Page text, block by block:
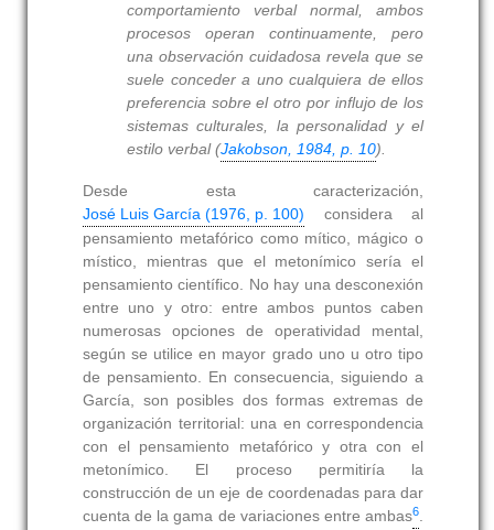
comportamiento verbal normal, ambos
procesos operan continuamente, pero
una observación cuidadosa revela que se
suele conceder a uno cualquiera de ellos
preferencia sobre el otro por influjo de los
sistemas culturales, la personalidad y el
estilo verbal (Jakobson, 1984, p. 10).
Desde esta caracterización,
José Luis García (1976, p. 100) considera al
pensamiento metafórico como mítico, mágico o
místico, mientras que el metonímico sería el
pensamiento científico. No hay una desconexión
entre uno y otro: entre ambos puntos caben
numerosas opciones de operatividad mental,
según se utilice en mayor grado uno u otro tipo
de pensamiento. En consecuencia, siguiendo a
García, son posibles dos formas extremas de
organización territorial: una en correspondencia
con el pensamiento metafórico y otra con el
metonímico. El proceso permitiría la
construcción de un eje de coordenadas para dar
cuenta de la gama de variaciones entre ambas6